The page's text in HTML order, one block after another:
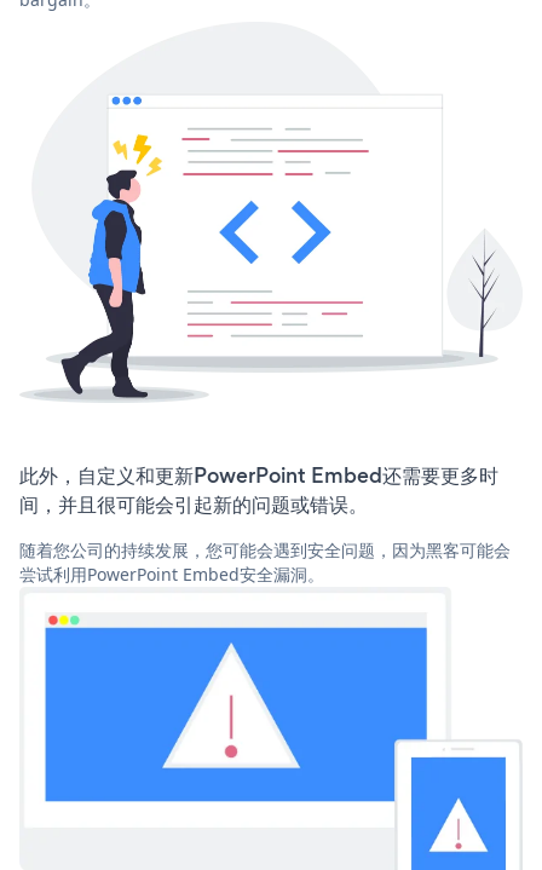
此外，自定义和更新PowerPoint Embed还需要更多时
间，并且很可能会引起新的问题或错误。
随着您公司的持续发展，您可能会遇到安全问题，因为黑客可能会
尝试利用PowerPoint Embed安全漏洞。